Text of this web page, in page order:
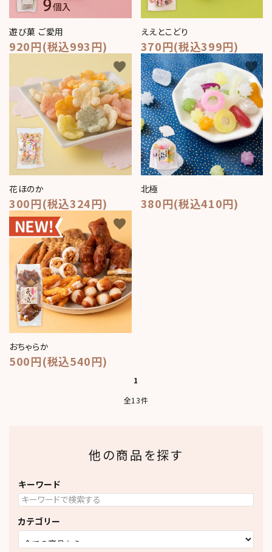
遊び菓 ご愛用
920円(税込993円)
ええとこどり
370円(税込399円)
花ほのか
300円(税込324円)
favorite
北極
380円(税込410円)
favorite
おちゃらか
500円(税込540円)
favorite
1
全13件
他の商品を探す
キーワード
カテゴリー